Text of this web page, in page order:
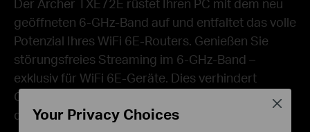
geöffneten 6-GHz-Band auf und entfaltet das volle
Potenzial Ihres WiFi 6E-Routers. Genießen Sie
störungsfreies Streaming im 6-GHz-Band –
exklusiv für WiFi 6E-Geräte. Dies verhindert
Geschwindigkeitseinbrüche und Interferenzen
durch ältere Geräte.
Your Privacy Choices
Close